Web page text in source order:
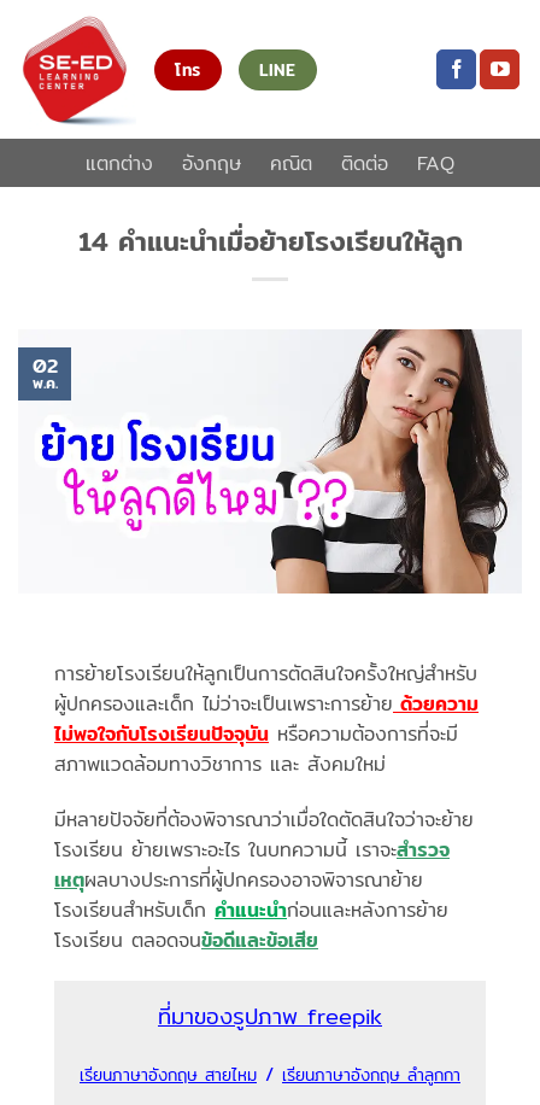
ยัง
เนื้อหา
โทร LINE
แตกต่าง อังกฤษ คณิต ติดต่อ FAQ
14 คำแนะนำเมื่อย้ายโรงเรียนให้ลูก
02
พ.ค.
การย้ายโรงเรียนให้ลูกเป็นการตัดสินใจครั้งใหญ่สำหรับ
ผู้ปกครองและเด็ก ไม่ว่าจะเป็นเพราะการย้ายด้วยความ
ไม่พอใจกับโรงเรียนปัจจุบัน หรือความต้องการที่จะมี
สภาพแวดล้อมทางวิชาการ และ สังคมใหม่
มีหลายปัจจัยที่ต้องพิจารณาว่าเมื่อใดตัดสินใจว่าจะย้าย
โรงเรียน ย้ายเพราะอะไร ในบทความนี้ เราจะสำรวจ
เหตุผลบางประการที่ผู้ปกครองอาจพิจารณาย้าย
โรงเรียนสำหรับเด็ก คำแนะนำก่อนและหลังการย้าย
โรงเรียน ตลอดจนข้อดีและข้อเสีย
ที่มาของรูปภาพ freepik
เรียนภาษาอังกฤษ สายไหม / เรียนภาษาอังกฤษ ลำลูกกา